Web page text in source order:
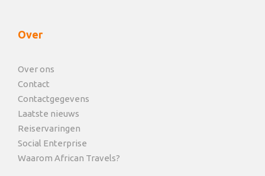
Over
Over ons
Contact
Contactgegevens
Laatste nieuws
Reiservaringen
Social Enterprise
Waarom African Travels?